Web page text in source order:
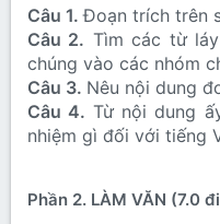
Câu 1.Đoạn trích trên
Câu 2. Tìm các từ
chúng vào các nhóm
Câu 3. Nêu nội dung
Câu 4. Từ nội dung
nhiệm gì đối với tiếng
Phần 2. LÀM VĂN (7.0